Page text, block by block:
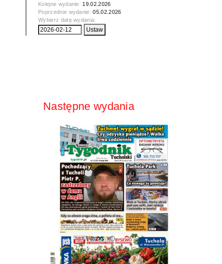
Kolejne wydanie: 19.02.2026
Poprzednie wydanie:05.02.2026
Wybierz datę wydania:
Następne wydania